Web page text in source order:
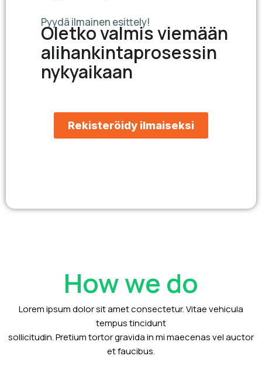
Pyydä ilmainen esittely!
Oletko valmis viemään
alihankintaprosessin
nykyaikaan
Rekisteröidy ilmaiseksi
How we do
Lorem ipsum dolor sit amet consectetur. Vitae vehicula
tempus tincidunt
sollicitudin. Pretium tortor gravida in mi maecenas vel auctor
et faucibus.